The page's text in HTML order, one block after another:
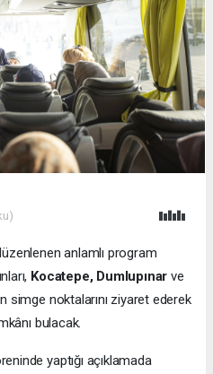
anlamlı program
Kocatepe, Dumlupınar ve
simge noktalarını ziyaret ederek
bulacak.
yaptığı açıklamada